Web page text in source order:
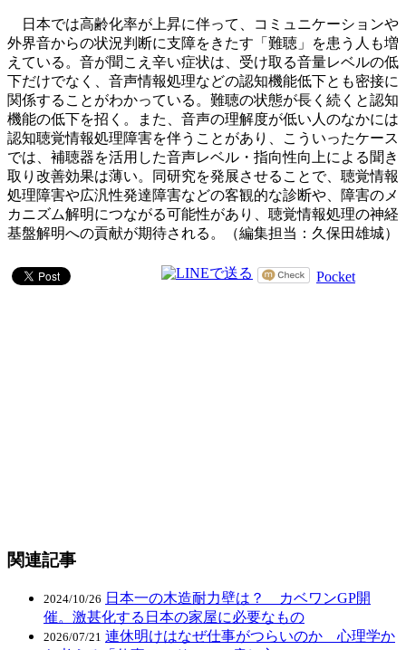
日本では高齢化率が上昇に伴って、コミュニケーションや
外界音からの状況判断に支障をきたす「難聴」を患う人も増
えている。音が聞こえ辛い症状は、受け取る音量レベルの低
下だけでなく、音声情報処理などの認知機能低下とも密接に
関係することがわかっている。難聴の状態が長く続くと認知
機能の低下を招く。また、音声の理解度が低い人のなかには
認知聴覚情報処理障害を伴うことがあり、こういったケース
では、補聴器を活用した音声レベル・指向性向上による聞き
取り改善効果は薄い。同研究を発展させることで、聴覚情報
処理障害や広汎性発達障害などの客観的な診断や、障害のメ
カニズム解明につながる可能性があり、聴覚情報処理の神経
基盤解明への貢献が期待される。（編集担当：久保田雄城）
Pocket
関連記事
2024/10/26 日本一の木造耐力壁は？ カベワンGP開
催。激甚化する日本の家屋に必要なもの
2026/07/21 連休明けはなぜ仕事がつらいのか 心理学か